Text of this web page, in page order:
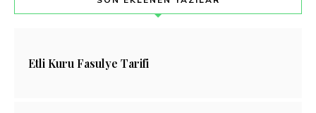
Etli Kuru Fasulye Tarifi